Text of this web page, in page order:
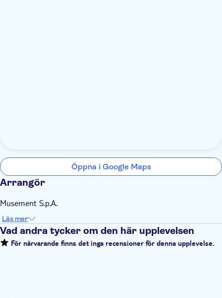
Öppna i Google Maps
Arrangör
Musement S.p.A.
Läs mer
Vad andra tycker om den här upplevelsen
För närvarande finns det inga recensioner för denna upplevelse.